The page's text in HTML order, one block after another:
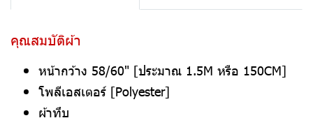
คุณสมบัติผ้า
หน้ากว้าง 58/60" [ประมาณ 1.5M หรือ 150CM]
โพลีเอสเตอร์ [Polyester]
ผ้าทึบ